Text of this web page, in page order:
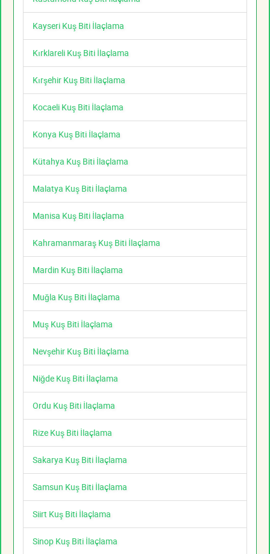
Kayseri Kuş Biti İlaçlama
Kırklareli Kuş Biti İlaçlama
Kırşehir Kuş Biti İlaçlama
Kocaeli Kuş Biti İlaçlama
Konya Kuş Biti İlaçlama
Kütahya Kuş Biti İlaçlama
Malatya Kuş Biti İlaçlama
Manisa Kuş Biti İlaçlama
Kahramanmaraş Kuş Biti İlaçlama
Mardin Kuş Biti İlaçlama
Muğla Kuş Biti İlaçlama
Muş Kuş Biti İlaçlama
Nevşehir Kuş Biti İlaçlama
Niğde Kuş Biti İlaçlama
Ordu Kuş Biti İlaçlama
Rize Kuş Biti İlaçlama
Sakarya Kuş Biti İlaçlama
Samsun Kuş Biti İlaçlama
Siirt Kuş Biti İlaçlama
Sinop Kuş Biti İlaçlama